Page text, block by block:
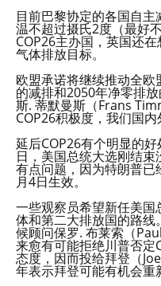
目前巴黎协定的各国自
温不超过摄氏2度（最好
COP26主办国，英国还
气体排放目标。
欧盟承诺将继续推动全
的减排和2050年净零排
斯. 蒂默曼斯（Frans
COP26积极度，我们国内
延后COP26有个明显的
日，美国总统大选刚结
有点问题，因为特朗普
月4日生效。
一些观察员希望新任美
体和第二大排放国的路
候顾问保罗. 布莱索（
来愈有可能拒绝川普否定
态度，因而投给拜登（
年表示拜登可能有机会重